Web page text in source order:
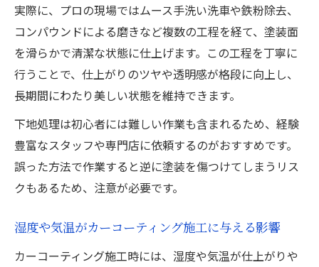
実際に、プロの現場ではムース手洗い洗車や鉄粉除去、
コンパウンドによる磨きなど複数の工程を経て、塗装面
を滑らかで清潔な状態に仕上げます。この工程を丁寧に
行うことで、仕上がりのツヤや透明感が格段に向上し、
長期間にわたり美しい状態を維持できます。
下地処理は初心者には難しい作業も含まれるため、経験
豊富なスタッフや専門店に依頼するのがおすすめです。
誤った方法で作業すると逆に塗装を傷つけてしまうリス
クもあるため、注意が必要です。
湿度や気温がカーコーティング施工に与える影響
カーコーティング施工時には、湿度や気温が仕上がりや